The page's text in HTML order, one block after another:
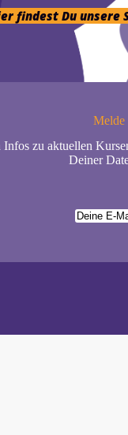
findest Du unsere
Melde
zu aktuellen
Deiner